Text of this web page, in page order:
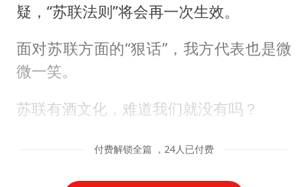
疑，“苏联法则”将会再一次生效。
面对苏联方面的“狠话”，我方代表也是微
微一笑。
苏联有酒文化，难道我们就没有吗？
付费解锁全篇 ，24人已付费